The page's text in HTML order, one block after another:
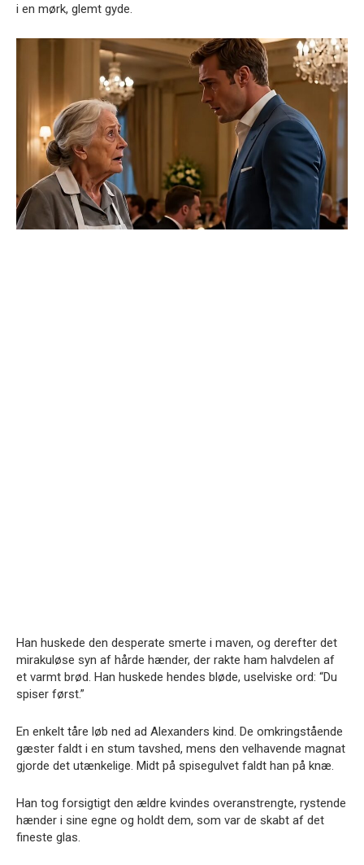
i en mørk, glemt gyde.
Han huskede den desperate smerte i maven, og derefter det
mirakuløse syn af hårde hænder, der rakte ham halvdelen af
et varmt brød. Han huskede hendes bløde, uselviske ord: “Du
spiser først.”
En enkelt tåre løb ned ad Alexanders kind. De omkringstående
gæster faldt i en stum tavshed, mens den velhavende magnat
gjorde det utænkelige. Midt på spisegulvet faldt han på knæ.
Han tog forsigtigt den ældre kvindes overanstrengte, rystende
hænder i sine egne og holdt dem, som var de skabt af det
fineste glas.